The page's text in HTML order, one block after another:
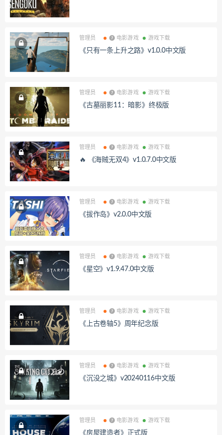
管理员 ❼ 电影游戏 游戏下载
《只有一条上升之路》v1.0.0中文版
管理员 ❼ 电影游戏 游戏下载
《古墓丽影11：暗影》终极版
管理员 ❼ 电影游戏 游戏下载
🔥 《海贼无双4》v1.0.7.0中文版
管理员 ❼ 电影游戏 游戏下载
《拔作岛》v2.0.0中文版
管理员 ❼ 电影游戏 游戏下载
《星空》v1.9.47.0中文版
管理员 ❼ 电影游戏 游戏下载
《上古卷轴5》周年纪念版
管理员 ❼ 电影游戏 游戏下载
《沉没之城》v20240116中文版
管理员 ❼ 电影游戏 游戏下载
《房屋建造者》正式版